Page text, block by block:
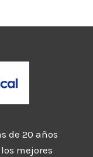
de 20 años
mejores